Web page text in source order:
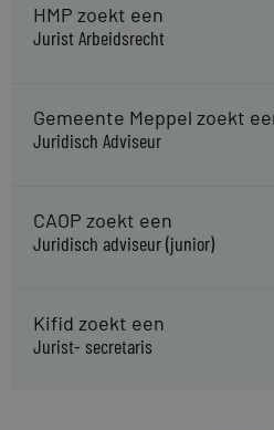
HMP zoekt een
Jurist Arbeidsrecht
Gemeente Meppel zoekt
Juridisch Adviseur
CAOP zoekt een
Juridisch adviseur (junior)
Kifid zoekt een
Jurist- secretaris